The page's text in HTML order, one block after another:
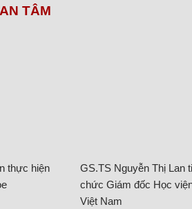
TÂM
thực hiện
GS.TS Nguyễn Thị Lan
chức Giám đốc Học
Việt Nam